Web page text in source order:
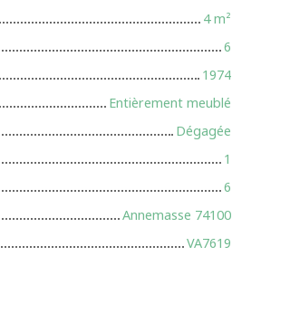
4m²
6
1974
Entièrement meublé
Dégagée
1
6
Annemasse 74100
VA7619